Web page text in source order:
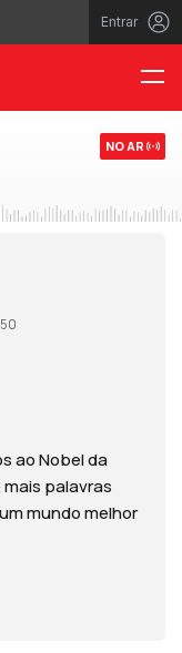
Entrar
NO AR
ao Nobel da
palavras
mundo melhor